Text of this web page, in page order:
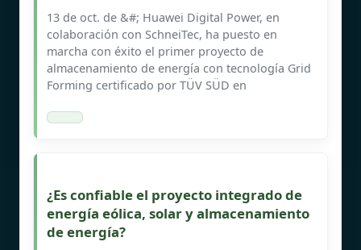
13 de oct. de &#; Huawei Digital Power, en
colaboración con SchneiTec, ha puesto en
marcha con éxito el primer proyecto de
almacenamiento de energía con tecnología Grid
Forming certificado por TÜV SÜD en
¿Es confiable el proyecto integrado de
energía eólica, solar y almacenamiento
de energía?